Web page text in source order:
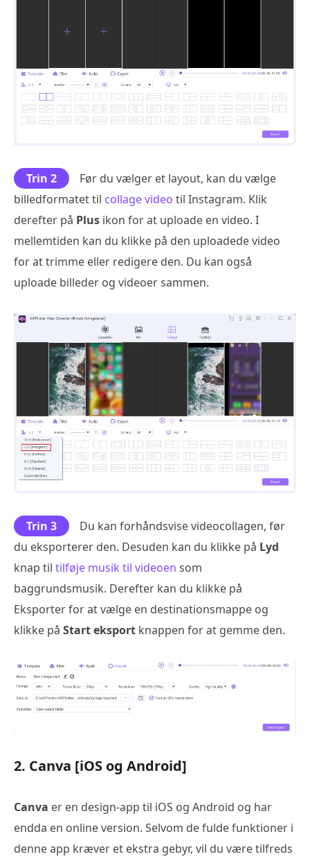
Trin 2
Før du vælger et layout, kan du vælge
billedformatet til collage video til Instagram. Klik
derefter på Plus ikon for at uploade en video. I
mellemtiden kan du klikke på den uploadede video
for at trimme eller redigere den. Du kan også
uploade billeder og videoer sammen.
Trin 3
Du kan forhåndsvise videocollagen, før
du eksporterer den. Desuden kan du klikke på Lyd
knap til tilføje musik til videoen som
baggrundsmusik. Derefter kan du klikke på
Eksporter for at vælge en destinationsmappe og
klikke på Start eksport knappen for at gemme den.
2. Canva [iOS og Android]
Canva er en design-app til iOS og Android og har
endda en online version. Selvom de fulde funktioner i
denne app kræver et ekstra gebyr, vil du være tilfreds